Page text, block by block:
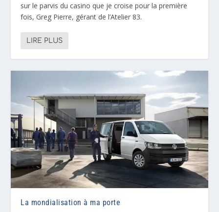
sur le parvis du casino que je croise pour la première
fois, Greg Pierre, gérant de l’Atelier 83.
LIRE PLUS
La mondialisation à ma porte